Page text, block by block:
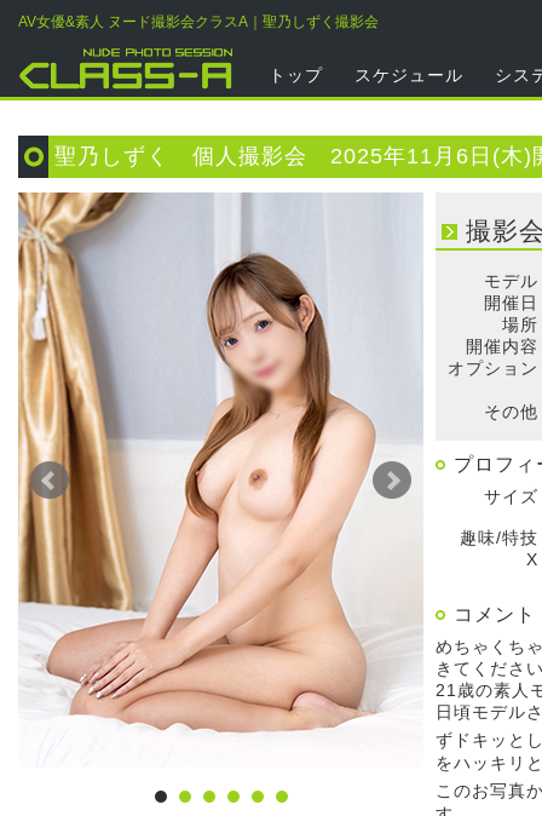
AV女優&素人 ヌード撮影会クラスA｜聖乃しずく撮影会
トップ スケジュール シス
聖乃しずく 個人撮影会 2025年11月6日(木)
撮影
モデル
開催
場所
開催内容
オプション
その他
プロフィ
サイズ
趣味/特技
X
コメント
めちゃくち
きてくださ
21歳の素人
日頃モデル
ずドキッと
をハッキリ
このお写真